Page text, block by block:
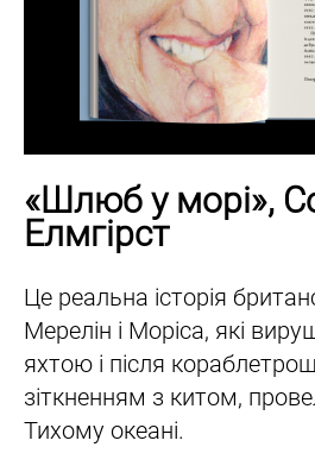
«Шлюб у морі»,
Елмгірст
Це реальна історія
Мерелін і Моріса, які
яхтою і після
зіткненням з китом,
Тихому океані.